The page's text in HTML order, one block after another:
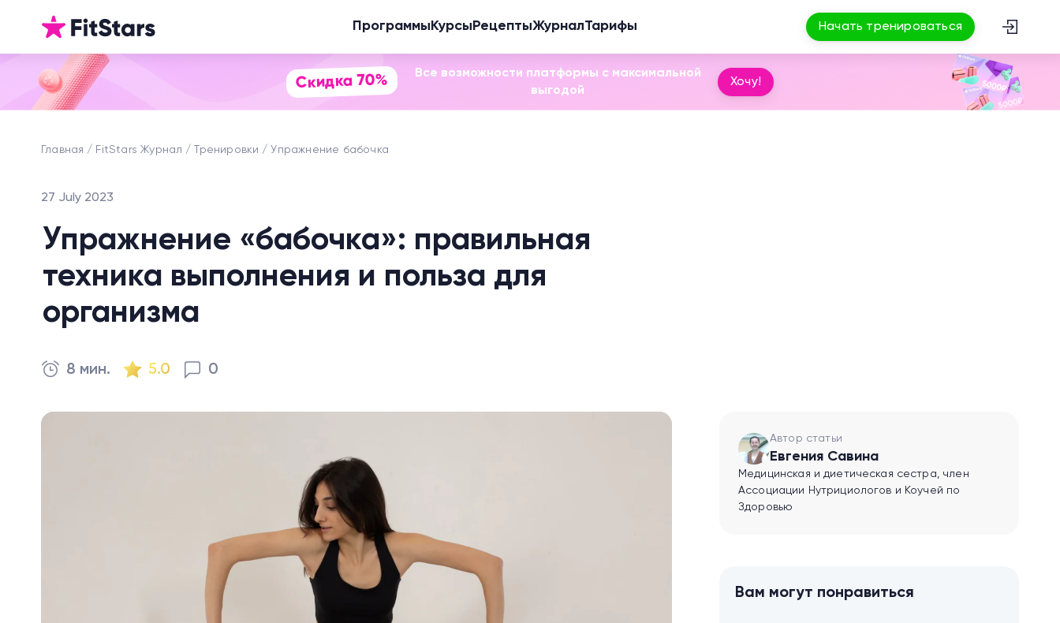
Программы Курсы РецептыЖурналТарифы Начать тренироваться
Скидка 70%
Все возможности платформы с максимальной
выгодой
Хочу!
Главная FitStars Журнал Тренировки Упражнение бабочка
27 July 2023
Упражнение «бабочка»: правильная
техника выполнения и польза для
организма
8 мин. 5.0 0
Автор статьи
Евгения Савина
Медицинская и диетическая сестра, член
Ассоциации Нутрициологов и Коучей по
Здоровью
Вам могут понравиться